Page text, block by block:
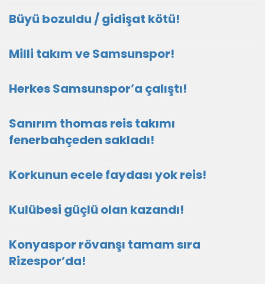
Büyü bozuldu / gidişat kötü!
Milli takım ve Samsunspor!
Herkes Samsunspor’a çalıştı!
Sanırım thomas reis takımı
fenerbahçeden sakladı!
Korkunun ecele faydası yok reis!
Kulübesi güçlü olan kazandı!
Konyaspor rövanşı tamam sıra
Rizespor’da!